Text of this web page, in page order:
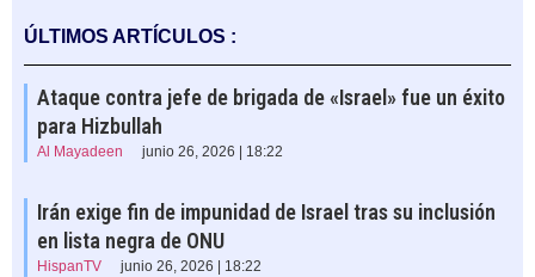
ÚLTIMOS ARTÍCULOS :
Ataque contra jefe de brigada de «Israel» fue un éxito
para Hizbullah
Al Mayadeen junio 26, 2026 | 18:22
Irán exige fin de impunidad de Israel tras su inclusión
en lista negra de ONU
HispanTV junio 26, 2026 | 18:22